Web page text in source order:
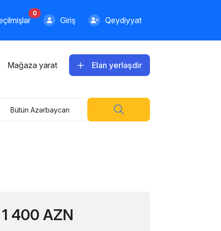
0
Giriş Qeydiyyat
Mağaza yarat Elan yerləşdir
Bütün Azərbaycan
1 400 AZN
3799.00 AZN
Apple iPhone 14 Pro Max 1